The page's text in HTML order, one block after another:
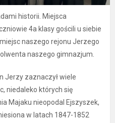
historii. Miejsca
4a klasy gościli u siebie
naszego rejonu Jerzego
naszego gimnazjum.
Jerzy zaznaczył wiele
niedaleko których się
Majaku nieopodal Ejszyszek,
w latach 1847-1852